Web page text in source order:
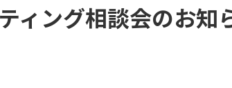
ィング相談会のお知